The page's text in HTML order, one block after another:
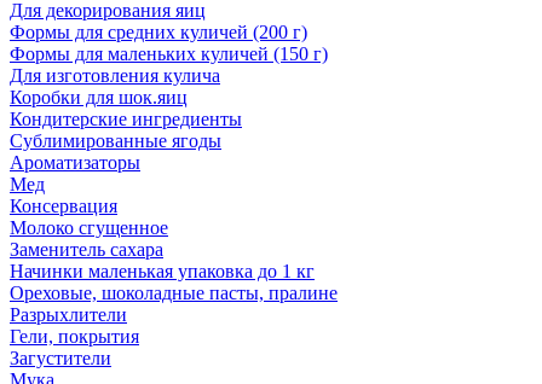
Для декорирования яиц
Формы для средних куличей (200 г)
Формы для маленьких куличей (150 г)
Для изготовления кулича
Коробки для шок.яиц
Кондитерские ингредиенты
Сублимированные ягоды
Ароматизаторы
Мед
Консервация
Молоко сгущенное
Заменитель сахара
Начинки маленькая упаковка до 1 кг
Ореховые, шоколадные пасты, пралине
Разрыхлители
Гели, покрытия
Загустители
Мука